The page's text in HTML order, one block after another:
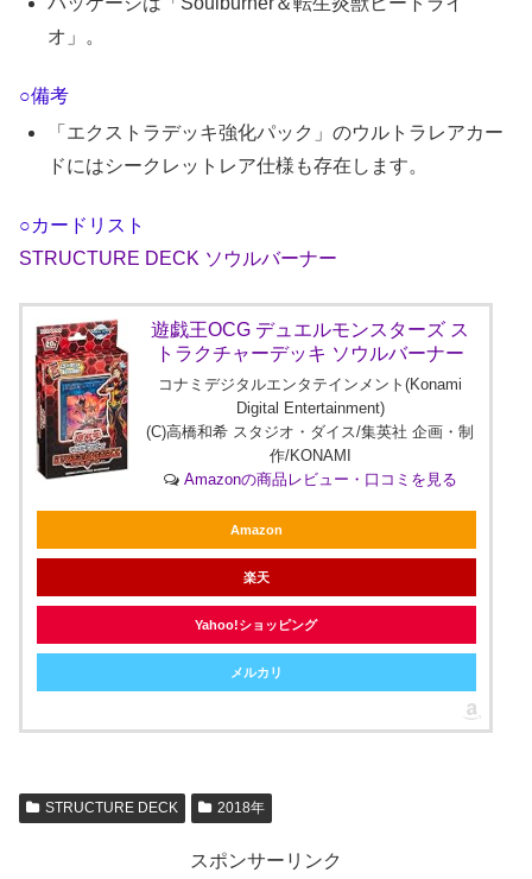
オ」。
○備考
「エクストラデッキ強化パック」のウルトラレアカー
ドにはシークレットレア仕様も存在します。
○カードリスト
STRUCTURE DECK ソウルバーナー
遊戯王OCG デュエルモンスターズ ス
トラクチャーデッキ ソウルバーナー
コナミデジタルエンタテインメント(Konami
Digital Entertainment)
(C)高橋和希 スタジオ・ダイス/集英社 企画・制
作/KONAMI
Amazonの商品レビュー・口コミを見る
Amazon
楽天
Yahoo!ショッピング
メルカリ
STRUCTURE DECK 2018年
スポンサーリンク